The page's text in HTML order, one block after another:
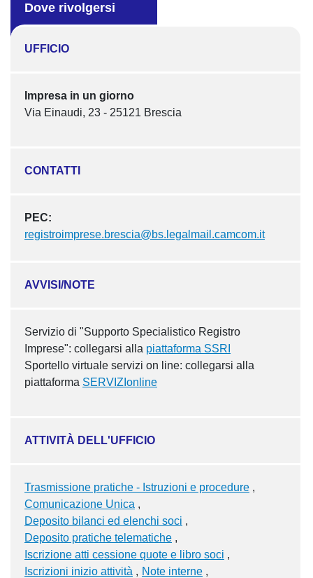
Dove rivolgersi
UFFICIO
Impresa in un giorno
Via Einaudi, 23 - 25121 Brescia
CONTATTI
PEC:
registroimprese.brescia@bs.legalmail.camcom.it
AVVISI/NOTE
Servizio di "Supporto Specialistico Registro
Imprese": collegarsi alla piattaforma SSRI
Sportello virtuale servizi on line: collegarsi alla
piattaforma SERVIZIonline
ATTIVITÀ DELL'UFFICIO
Trasmissione pratiche - Istruzioni e procedure
Comunicazione Unica
Deposito bilanci ed elenchi soci
Deposito pratiche telematiche
Iscrizione atti cessione quote e libro soci
Iscrizioni inizio attività
Note interne